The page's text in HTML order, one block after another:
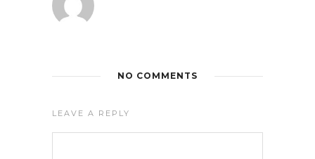
NO COMMENTS
LEAVE A REPLY